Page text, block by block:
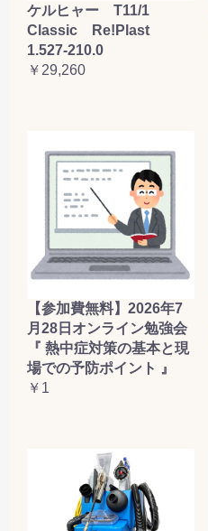
ケルヒャー T11/1
Classic Re!Plast
1.527-210.0
￥29,260
【参加費無料】2026年7
月28日オンライン勉強会
『 熱中症対策の基本と現
場での予防ポイント 』
￥1